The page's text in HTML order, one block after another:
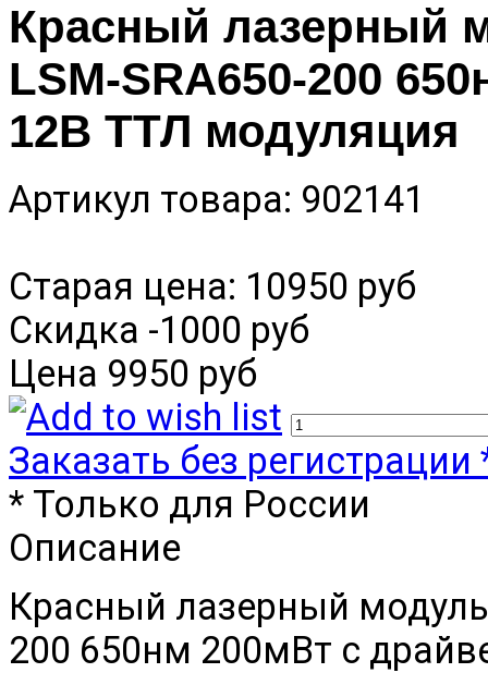
Красный лазерный
LSM-SRА650-200
12В ТТЛ модуляция
Артикул товара: 902141
Старая цена: 10950 руб
Скидка -1000 руб
Цена 9950 руб
Заказать без регистрации
* Только для России
Описание
Красный лазерный
200 650нм 200мВт с